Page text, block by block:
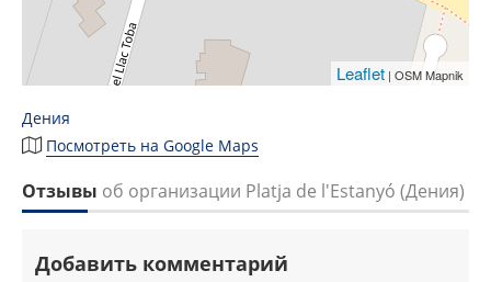
Leaflet | OSM Mapnik
Дения
Посмотреть на Google Maps
Отзывы об организации Platja de l'Estanyó (Дения)
Добавить комментарий